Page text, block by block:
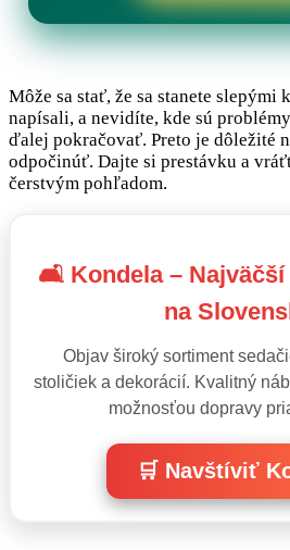
Môže sa stať, že sa stanete slepými
napísali, a nevidíte, kde sú
ďalej pokračovať. Preto je dôležité
odpočinúť. Dajte si prestávku a
čerstvým pohľadom.
🛋️ Kondela – Najväčší
na
Objav široký sortiment
stoličiek a dekorácií. Kvalitný
možnosťou dopravy
🛒 Navštíviť